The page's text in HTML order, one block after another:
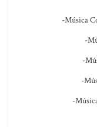
-Música
-
-
-
-